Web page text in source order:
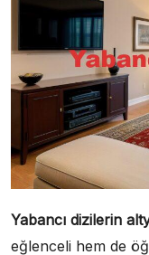
Yabancı dizilerin
eğlenceli hem de